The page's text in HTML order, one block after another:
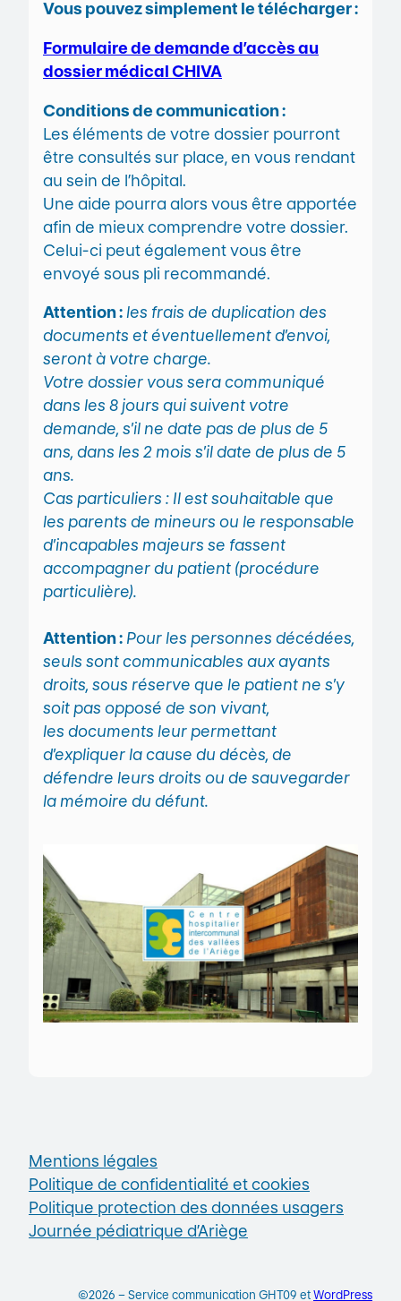
Vous pouvez simplement le télécharger :
Formulaire de demande d’accès au
dossier médical CHIVA
Conditions de communication :
Les éléments de votre dossier pourront
être consultés sur place, en vous rendant
au sein de l’hôpital.
Une aide pourra alors vous être apportée
afin de mieux comprendre votre dossier.
Celui-ci peut également vous être
envoyé sous pli recommandé.
Attention : les frais de duplication des
documents et éventuellement d’envoi,
seront à votre charge.
Votre dossier vous sera communiqué
dans les 8 jours qui suivent votre
demande, s’il ne date pas de plus de 5
ans, dans les 2 mois s’il date de plus de 5
ans.
Cas particuliers : Il est souhaitable que
les parents de mineurs ou le responsable
d’incapables majeurs se fassent
accompagner du patient (procédure
particulière).
Attention : Pour les personnes décédées,
seuls sont communicables aux ayants
droits, sous réserve que le patient ne s’y
soit pas opposé de son vivant,
les documents leur permettant
d’expliquer la cause du décès, de
défendre leurs droits ou de sauvegarder
la mémoire du défunt.
Mentions légales
Politique de confidentialité et cookies
Politique protection des données usagers
Journée pédiatrique d’Ariège
©2026 – Service communication GHT09 et WordPress